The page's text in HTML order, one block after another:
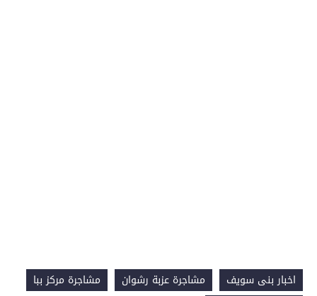
اخبار بنى سويف مشاجرة عزبة رشوان
مشاجرة مركز ببا